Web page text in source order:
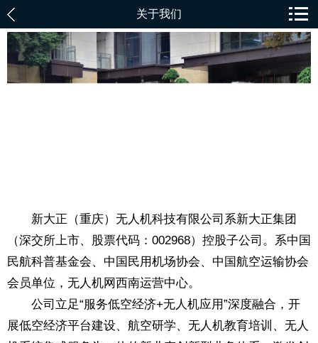
关于我们
新大正（重庆）无人机科技有限公司系新大正集团
（深交所上市、股票代码：002968）控股子公司。系中国
民航科普基金会、中国民用机场协会、中国航空运输协会
会员单位，无人机网西南运营中心。
公司立足“服务低空经济+无人机应用”深度融合，开
展低空经济平台建设、航空研学、无人机教育培训、无人